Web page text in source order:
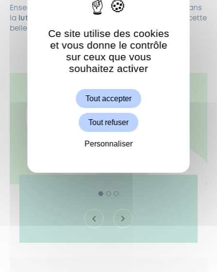
Ensemble, montrons que chaque geste compte dans
la
lutte contre la pollution
! Rejoignez-nous pour cette
belle action en faveur de notre
environnement
ShareThis est désactivé.
Ce site utilise des cookies
et vous donne le contrôle
sur ceux que vous
souhaitez activer
Tout accepter
Tout refuser
Personnaliser